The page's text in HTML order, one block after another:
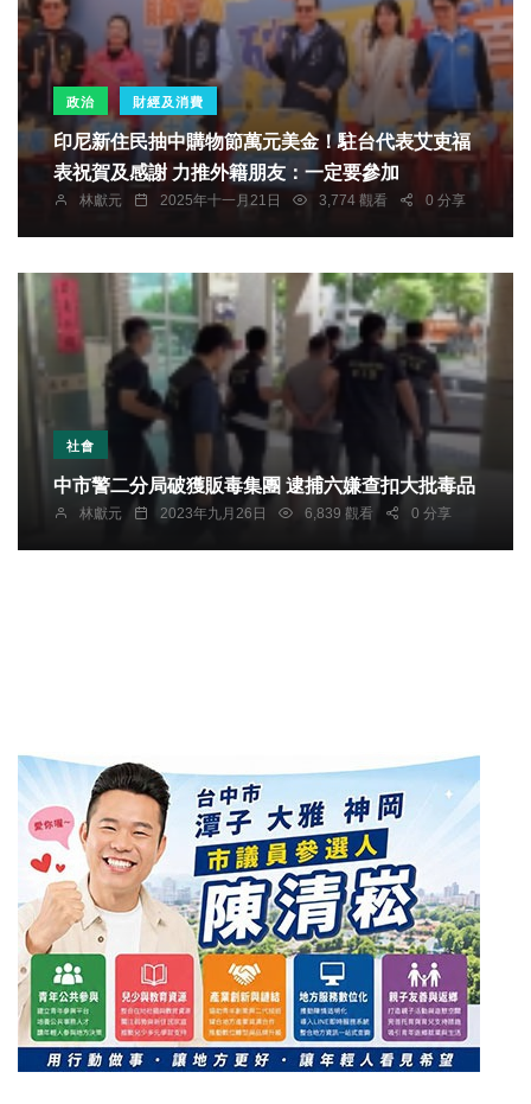
政治 財經及消費
印尼新住民抽中購物節萬元美金！駐台代表艾吏福
表祝賀及感謝 力推外籍朋友：一定要參加
林獻元 2025年十一月21日 3,774 觀看 0 分享
社會
中市警二分局破獲販毒集團 逮捕六嫌查扣大批毒品
林獻元 2023年九月26日 6,839 觀看 0 分享